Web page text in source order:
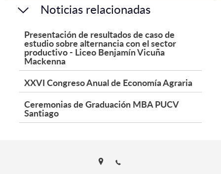
Noticias relacionadas
Presentación de resultados de caso de
estudio sobre alternancia con el sector
productivo - Liceo Benjamín Vicuña
Mackenna
XXVI Congreso Anual de Economía Agraria
Ceremonias de Graduación MBA PUCV
Santiago